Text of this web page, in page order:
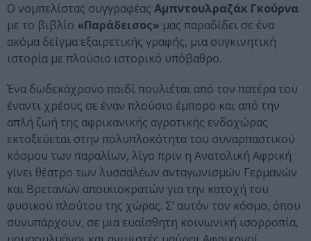
Ο νομπελίστας συγγραφέας Αμπντουλραζάκ Γκούρνα
με το βιβλίο «Παράδεισος» μας παραδίδει σε ένα
ακόμα δείγμα εξαιρετικής γραφής, μια συγκινητική
ιστορία με πλούσιο ιστορικό υπόβαθρο.
Ένα δωδεκάχρονο παιδί πουλιέται από τον πατέρα του
έναντι χρέους σε έναν πλούσιο έμπορο και από την
απλή ζωή της αφρικανικής αγροτικής ενδοχώρας
εκτοξεύεται στην πολυπλοκότητα του συναρπαστικού
κόσμου των παραλίων, λίγο πριν η Ανατολική Αφρική
γίνει θέατρο των λυσσαλέων ανταγωνισμών Γερμανών
και Βρετανών αποικιοκρατών για την κατοχή του
φυσικού πλούτου της χώρας. Σ’ αυτόν τον κόσμο, όπου
συνυπάρχουν, σε μια ευαίσθητη κοινωνική ισορροπία,